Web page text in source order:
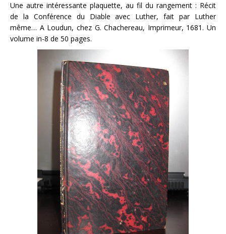
Une autre intéressante plaquette, au fil du rangement : Récit
de la Conférence du Diable avec Luther, fait par Luther
même… A Loudun, chez G. Chachereau, Imprimeur, 1681. Un
volume in-8 de 50 pages.